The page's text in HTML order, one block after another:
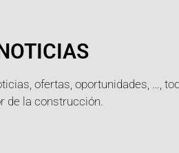
ofertas, oportunidades, …,
de la construcción.